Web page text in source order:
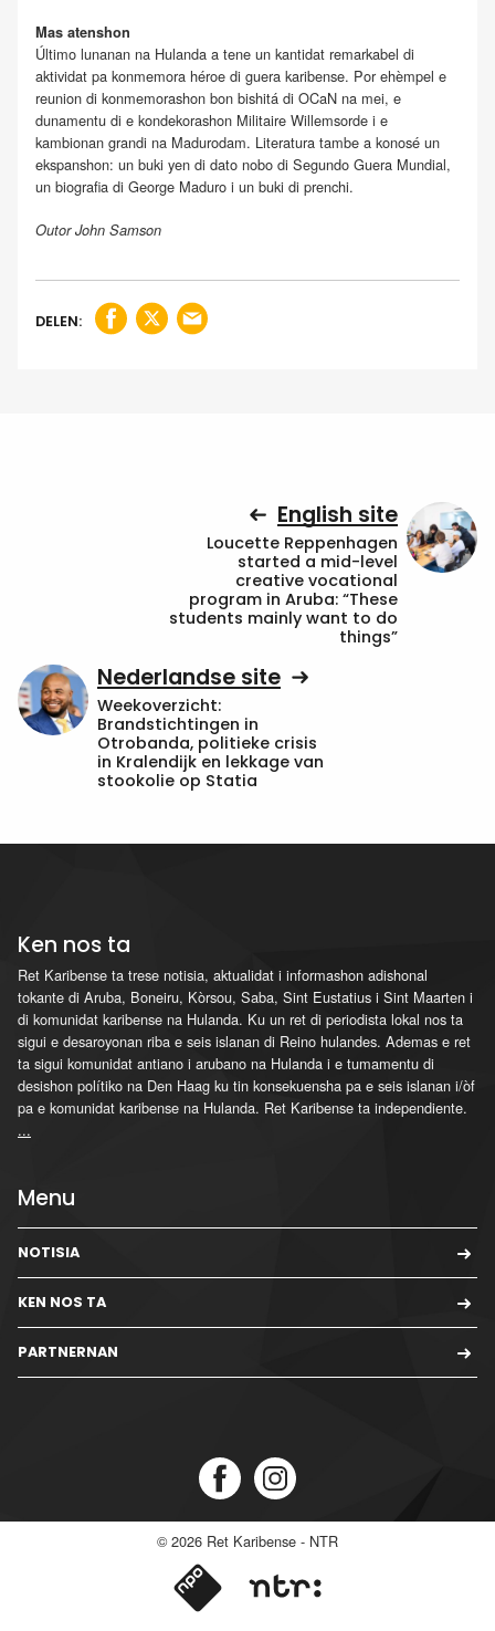
Mas atenshon
Último lunanan na Hulanda a tene un kantidat remarkabel di
aktividat pa konmemora héroe di guera karibense. Por ehèmpel e
reunion di konmemorashon bon bishitá di OCaN na mei, e
dunamentu di e kondekorashon Militaire Willemsorde i e
kambionan grandi na Madurodam. Literatura tambe a konosé un
ekspanshon: un buki yen di dato nobo di Segundo Guera Mundial,
un biografia di George Maduro i un buki di prenchi.
Outor John Samson
DELEN:
English site
Loucette Reppenhagen
started a mid-level
creative vocational
program in Aruba: “These
students mainly want to do
things”
Nederlandse site
Weekoverzicht:
Brandstichtingen in
Otrobanda, politieke crisis
in Kralendijk en lekkage van
stookolie op Statia
Ken nos ta
Ret Karibense ta trese notisia, aktualidat i informashon adishonal
tokante di Aruba, Boneiru, Kòrsou, Saba, Sint Eustatius i Sint Maarten i
di komunidat karibense na Hulanda. Ku un ret di periodista lokal nos ta
sigui e desaroyonan riba e seis islanan di Reino hulandes. Ademas e ret
ta sigui komunidat antiano i arubano na Hulanda i e tumamentu di
desishon polítiko na Den Haag ku tin konsekuensha pa e seis islanan i/òf
pa e komunidat karibense na Hulanda. Ret Karibense ta independiente.
...
Menu
NOTISIA
KEN NOS TA
PARTNERNAN
© 2026 Ret Karibense - NTR